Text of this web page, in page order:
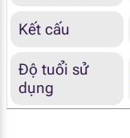
Kết cấu
Độ tuổi sử
dụng